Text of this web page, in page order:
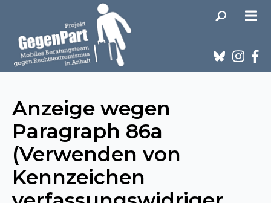
Anzeige wegen
Paragraph 86a
(Verwenden von
Kennzeichen